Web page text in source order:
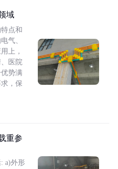
域
点和
气、
上，
医院
势满
，保
重参
a)外形